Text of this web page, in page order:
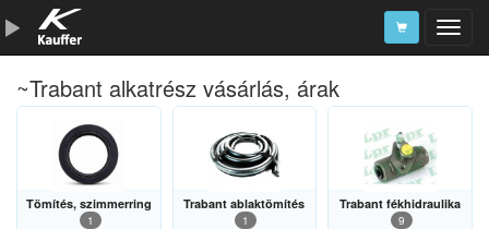
Szerszámkatalógus
Kosár
Alkatrészek
~Trabant alkatrész vásárlás, árak
Tömítés, szimmerring
1
Trabant ablaktömítés
1
Trabant fékhidraulika
9